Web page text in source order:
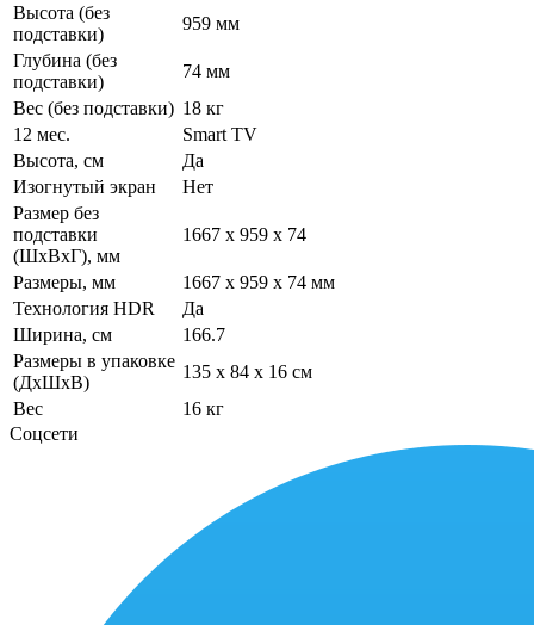
Высота (без
подставки)
959 мм
Глубина (без
подставки)
74 мм
Вес (без подставки) 18 кг
12 мес.
Smart TV
Высота, см
Да
Изогнутый экран
Нет
Размер без
подставки
(ШxВxГ), мм
1667 x 959 x 74
Размеры, мм
1667 x 959 x 74 мм
Технология HDR
Да
Ширина, см
166.7
Размеры в упаковке
(ДхШхВ)
135 x 84 x 16 см
Вес
16 кг
Соцсети